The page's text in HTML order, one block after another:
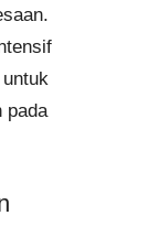
pada